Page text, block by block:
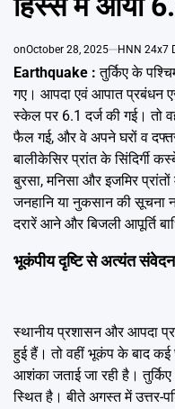
onOctober 28, 2025 HNN 24x7
Earthquake : तुर्किए के
गए। आपदा एवं आपात प्रबंधन
स्केल पर 6.1 दर्ज की गई। तो
फैल गई, और वे अपने घरों व
बालीकेसिर प्रांत के सिंदिर्गी
बुरसा, मनिसा और इजमिर
जनहानि या नुकसान की सूचना
दरारें आने और बिजली आपूर्ति
भूकंपीय दृष्टि से अत्यंत
स्थानीय प्रशासन और आपदा
हुई हैं। तो वहीं भूकंप के बाद
आशंका जताई जा रही है।
स्थित है। बीते अगस्त में उत्तर-